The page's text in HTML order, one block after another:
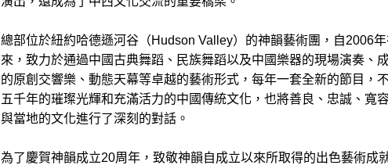
總部位於紐約哈德遜河谷（Hudson Valley）的神韻藝術團，自2006
來，致力於通過中國古典舞蹈、民族舞蹈以及中國樂器的現場演奏、
的原創交響樂、動態天幕等卓越的藝術形式，每年一套全新的節目，
五千年的璀璨光輝和充滿活力的中國傳統文化，也將善良、忠誠、寬
與當地的文化進行了深刻的對話。
為了慶賀神韻成立20周年，致敬神韻自成立以來所取得的出色藝術成